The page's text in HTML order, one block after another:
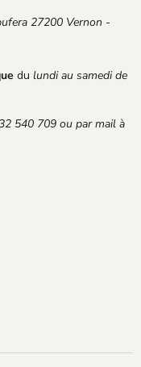
27200 Vernon -
du lundi au samedi de
540 709 ou par mail à